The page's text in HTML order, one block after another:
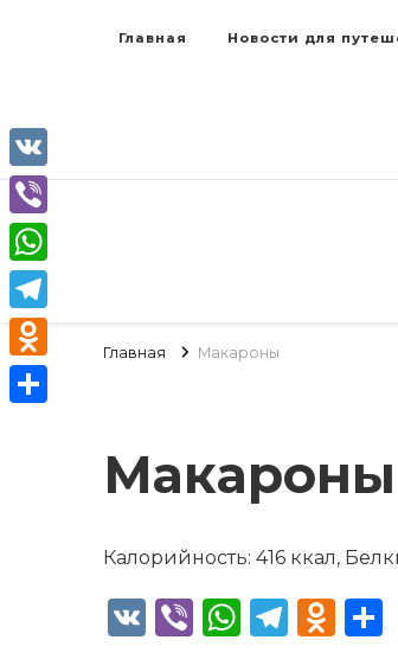
Главная Новости для
Главная Макароны
Макароны
Калорийность: 416 ккал,
VK Viber
VK
Viber
WhatsApp
Telegram
Odnoklassniki